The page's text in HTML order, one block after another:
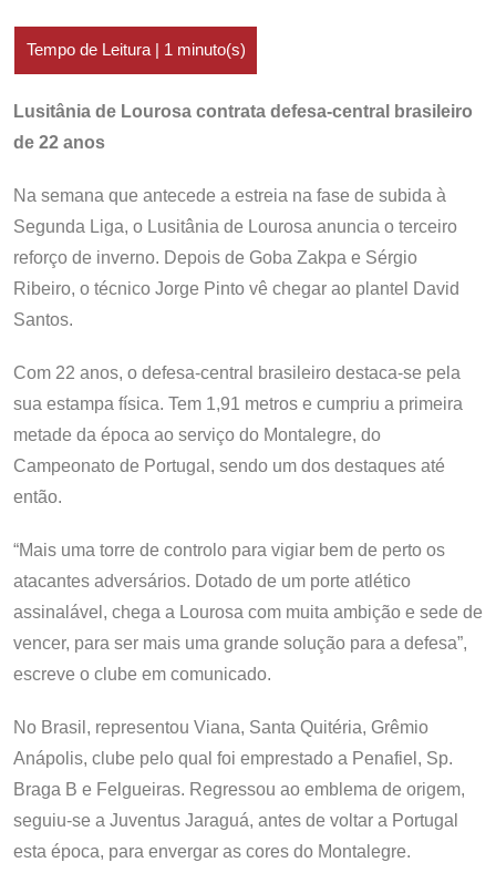
Lusitânia de Lourosa contrata defesa-central brasileiro
de 22 anos
Na semana que antecede a estreia na fase de subida à
Segunda Liga, o Lusitânia de Lourosa anuncia o terceiro
reforço de inverno. Depois de Goba Zakpa e Sérgio
Ribeiro, o técnico Jorge Pinto vê chegar ao plantel David
Santos.
Com 22 anos, o defesa-central brasileiro destaca-se pela
sua estampa física. Tem 1,91 metros e cumpriu a primeira
metade da época ao serviço do Montalegre, do
Campeonato de Portugal, sendo um dos destaques até
então.
“Mais uma torre de controlo para vigiar bem de perto os
atacantes adversários. Dotado de um porte atlético
assinalável, chega a Lourosa com muita ambição e sede de
vencer, para ser mais uma grande solução para a defesa”,
escreve o clube em comunicado.
No Brasil, representou Viana, Santa Quitéria, Grêmio
Anápolis, clube pelo qual foi emprestado a Penafiel, Sp.
Braga B e Felgueiras. Regressou ao emblema de origem,
seguiu-se a Juventus Jaraguá, antes de voltar a Portugal
esta época, para envergar as cores do Montalegre.